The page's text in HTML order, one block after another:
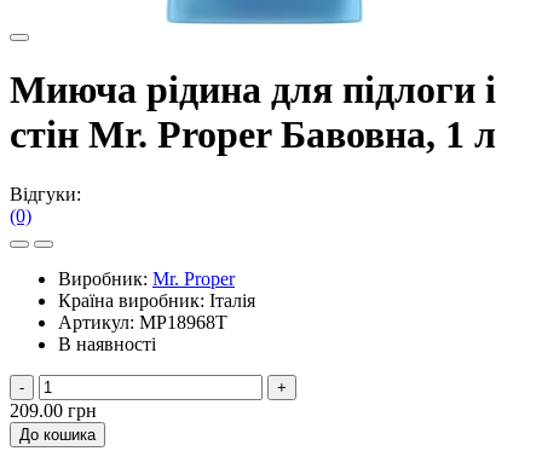
Миюча рідина для підлоги і
стін Mr. Proper Бавовна, 1 л
Відгуки:
(0)
Виробник: Mr. Proper
Країна виробник: Італія
Артикул: MP18968T
В наявності
- +
209.00 грн
До кошика